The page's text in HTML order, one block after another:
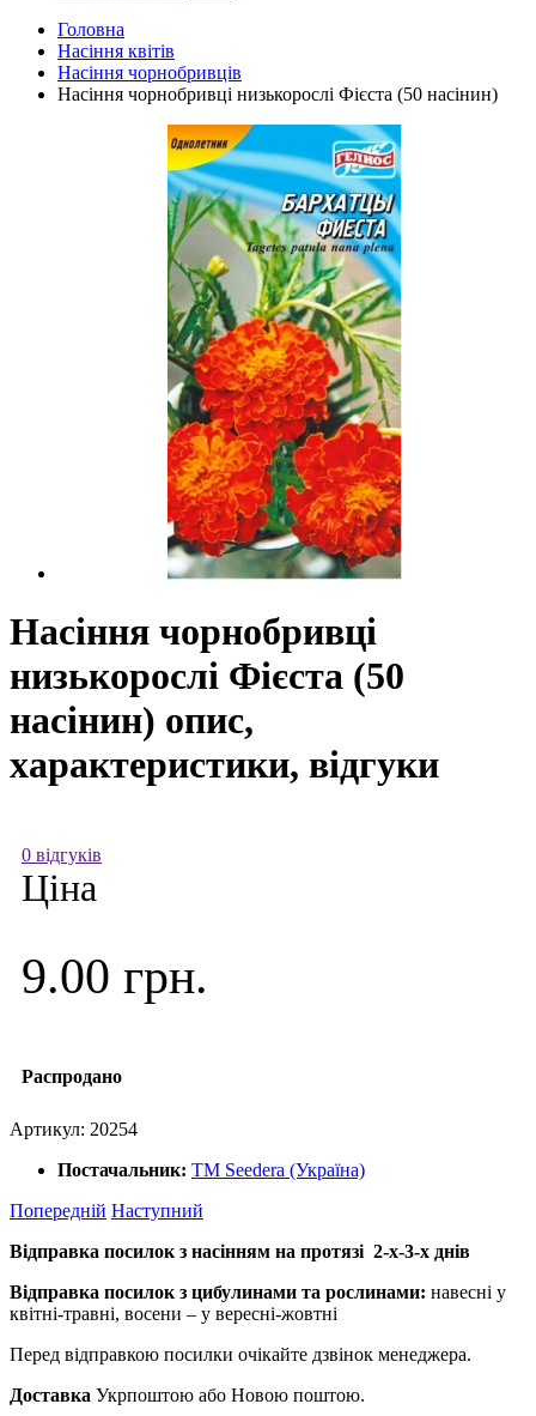
Головна
Насіння квітів
Насіння чорнобривців
Насіння чорнобривці низькорослі Фієста (50 насінин)
Насіння чорнобривці
низькорослі Фієста (50
насінин) опис,
характеристики, відгуки
0 відгуків
Ціна
9.00 грн.
Распродано
Артикул: 20254
Постачальник: ТМ Seedera (Україна)
Попередній Наступний
Відправка посилок з насінням на протязі 2-х-3-х днів
Відправка посилок з цибулинами та рослинами: навесні у
квітні-травні, восени – у вересні-жовтні
Перед відправкою посилки очікайте дзвінок менеджера.
Доставка Укрпоштою або Новою поштою.